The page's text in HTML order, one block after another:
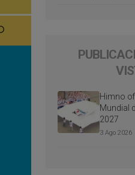
Himno
Mundial
2027
3 Ago 2026